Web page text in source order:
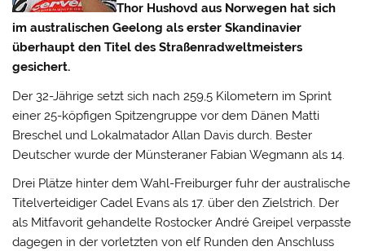
Thor Hushovd aus Norwegen hat sich
im australischen Geelong als erster Skandinavier
überhaupt den Titel des Straßenradweltmeisters
gesichert.
Der 32-Jährige setzt sich nach 259,5 Kilometern im Sprint
einer 25-köpfigen Spitzengruppe vor dem Dänen Matti
Breschel und Lokalmatador Allan Davis durch. Bester
Deutscher wurde der Münsteraner Fabian Wegmann als 14.
Drei Plätze hinter dem Wahl-Freiburger fuhr der australische
Titelverteidiger Cadel Evans als 17. über den Zielstrich. Der
als Mitfavorit gehandelte Rostocker André Greipel verpasste
dagegen in der vorletzten von elf Runden den Anschluss